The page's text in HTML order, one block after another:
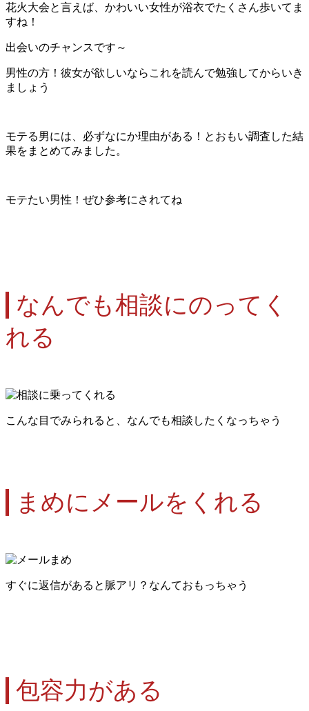
花火大会と言えば、かわいい女性が浴衣でたくさん歩いてま
すね！
出会いのチャンスです～
男性の方！彼女が欲しいならこれを読んで勉強してからいき
ましょう
モテる男には、必ずなにか理由がある！とおもい調査した結
果をまとめてみました。
モテたい男性！ぜひ参考にされてね
なんでも相談にのってく
れる
こんな目でみられると、なんでも相談したくなっちゃう
まめにメールをくれる
すぐに返信があると脈アリ？なんておもっちゃう
包容力がある